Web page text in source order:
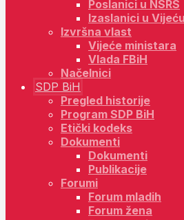
Poslanici u NSRS
Izaslanici u
Izvršna vlast
Vijeće ministara
Vlada FBiH
Načelnici
SDP BiH
Pregled historije
Program SDP BiH
Etički kodeks
Dokumenti
Dokumenti
Publikacije
Forumi
Forum mladih
Forum žena